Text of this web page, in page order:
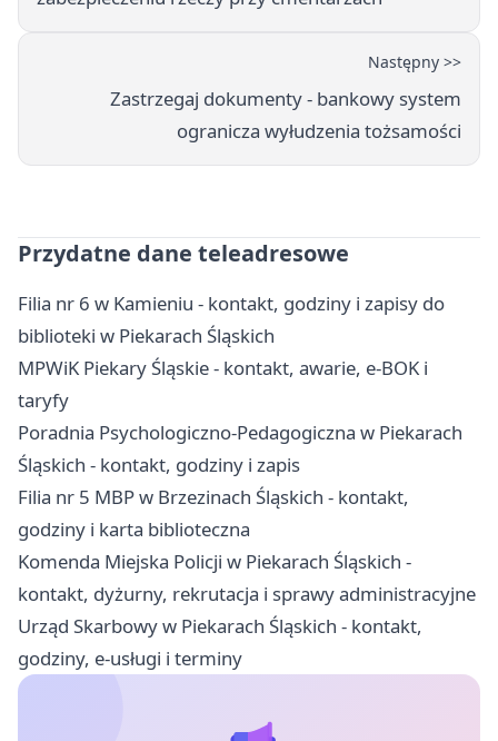
Następny >>
Zastrzegaj dokumenty - bankowy system
ogranicza wyłudzenia tożsamości
Przydatne dane teleadresowe
Filia nr 6 w Kamieniu - kontakt, godziny i zapisy do
biblioteki w Piekarach Śląskich
MPWiK Piekary Śląskie - kontakt, awarie, e-BOK i
taryfy
Poradnia Psychologiczno-Pedagogiczna w Piekarach
Śląskich - kontakt, godziny i zapis
Filia nr 5 MBP w Brzezinach Śląskich - kontakt,
godziny i karta biblioteczna
Komenda Miejska Policji w Piekarach Śląskich -
kontakt, dyżurny, rekrutacja i sprawy administracyjne
Urząd Skarbowy w Piekarach Śląskich - kontakt,
godziny, e-usługi i terminy